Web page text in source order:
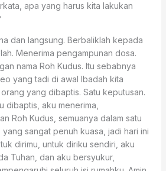
apa yang harus kita lakukan
dan langsung. Berbaliklah kepada
Menerima pengampunan dosa.
nama Roh Kudus. Itu sebabnya
yang tadi di awal Ibadah kita
yang dibaptis. Satu keputusan.
dibaptis, aku menerima,
Roh Kudus, semuanya dalam satu
sangat penuh kuasa, jadi hari ini
dirimu, untuk diriku sendiri, aku
Tuhan, dan aku bersyukur,